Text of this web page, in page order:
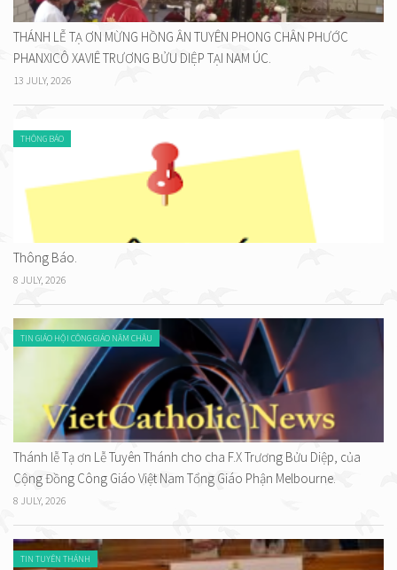
THÁNH LỄ TẠ ƠN MỪNG HỒNG ÂN TUYÊN PHONG CHÂN PHƯỚC
PHANXICÔ XAVIÊ TRƯƠNG BỬU DIỆP TẠI NAM ÚC.
13 JULY, 2026
THÔNG BÁO
Thông Báo.
8 JULY, 2026
TIN GIÁO HỘI CÔNG GIÁO NĂM CHÂU
Thánh lễ Tạ ơn Lễ Tuyên Thánh cho cha F.X Trương Bửu Diệp, của
Cộng Đồng Công Giáo Việt Nam Tổng Giáo Phận Melbourne.
8 JULY, 2026
TIN TUYÊN THÁNH